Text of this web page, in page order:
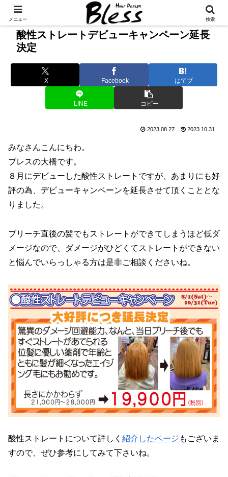
酸性ストレートデビューキャンペーン延長
決定
X Facebook はてブ
LINE コピー
2023.08.27 2023.10.31
みなさんこんにちわ。
ブレスの大橋です。
８月にデビューした酸性ストレートですが、あまりにも好
評の為、デビューキャンペーンを延長させて頂くこととな
りました。
ブリーチ直後の髪でもストレートができてしまうほど低ダ
メージなので、ダメージがひどくてストレートができない
と悩んでいらっしゃる方は是非ご相談くださいね。
酸性ストレートについて詳しく 紹介したページ もございま
すので、ぜひ参考にしてみて下さいね。
メニュー 検索